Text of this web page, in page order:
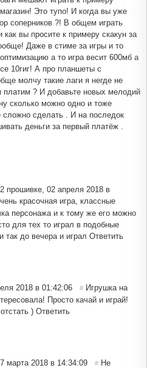
Это тупо! И когда вы уже
соперников ?! В общем играть
как вы просите к примеру скакун за
Даже в стиме за игры и то
а то игра весит 600мб а
10гиг! А про планшеты с
молчу такие лаги я негде не
платим ? И добавьте новых мелодий
сколько можно одно и тоже
сложно сделать . И на последок
деньги за первый платёж .
прошивке 02 апреля 2018 в
красочная игра, классные
персонажа и к тому же его можно
для тех то играл в подобные
так до вечера и играл Ответить
2018 в 01:42:06 # Игрушка на
Просто качай и играй!
) Ответить
марта 2018 в 14:34:09 # Не